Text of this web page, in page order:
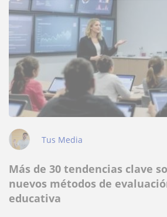
Tus Media
Más de 30 tendencias clave
nuevos métodos de
educativa